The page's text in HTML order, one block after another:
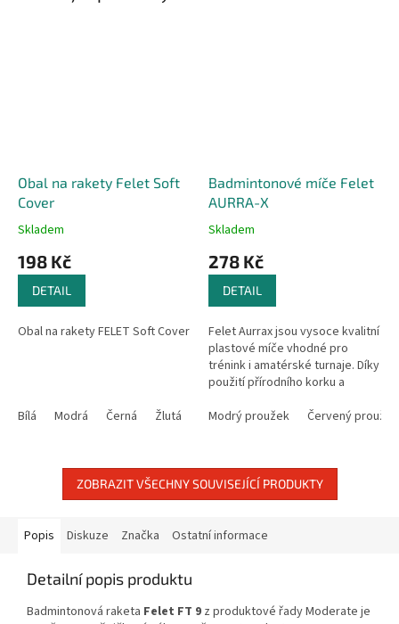
Obal na rakety Felet Soft
Cover
Skladem
198 Kč
DETAIL
Obal na rakety FELET Soft Cover
Bílá Modrá Černá Žlutá Tyrkysová
Badmintonové míče Felet
AURRA-X
Skladem
278 Kč
DETAIL
Felet Aurrax jsou vysoce kvalitní
plastové míče vhodné pro
trénink i amatérské turnaje. Díky
použití přírodního korku a
poskytují realistický letový...
Modrý proužek Červený proužek
ZOBRAZIT VŠECHNY SOUVISEJÍCÍ PRODUKTY
Popis Diskuze Značka Ostatní informace
Detailní popis produktu
Badmintonová raketa Felet FT 9 z produktové řady Moderate je